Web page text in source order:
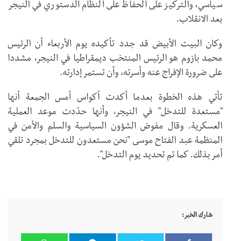
سياسي، والتركيز على الحفاظ على النظام الدستوري في النيجر
بعد الانقلاب.
وكان البيت الأبيض قد جدد تأكيده يوم الأربعاء أن الرئيس
محمد بازوم هو الرئيس المنتخب ديمقراطيا في النيجر، مشددا
على ضرورة الإفراج عنه وأسرته، وأن تستمر إدارته.
تأتي هذه الخطوة بعدما أكدت أكواس أمس الجمعة أنها
"مستعدة للتدخل" في النيجر، وأنها حدّدت موعد العملية
العسكرية. وقال مفوض الشؤون السياسية والسلم والأمن في
المنظمة عبد الفتاح موسى "نحن مستعدون للتدخل بمجرد تلقي
أمر بذلك. كما تم تحديد يوم التدخل".
شارك الخبر: